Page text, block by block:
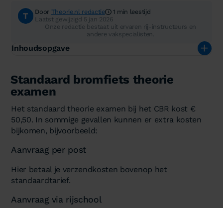
Door Theorie.nl redactie
1 min leestijd
Laatst gewijzigd 5 jan 2026
Onze redactie bestaat uit ervaren rij-instructeurs en
andere vakspecialisten.
Inhoudsopgave
Standaard bromfiets theorie
examen
Het standaard theorie examen bij het CBR kost €
50,50. In sommige gevallen kunnen er extra kosten
bijkomen, bijvoorbeeld:
Aanvraag per post
Hier betaal je verzendkosten bovenop het
standaardtarief.
Aanvraag via rijschool